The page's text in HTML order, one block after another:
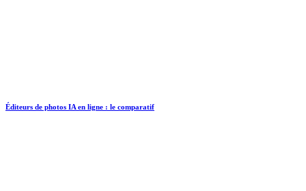
Éditeurs de photos IA en ligne : le comparatif